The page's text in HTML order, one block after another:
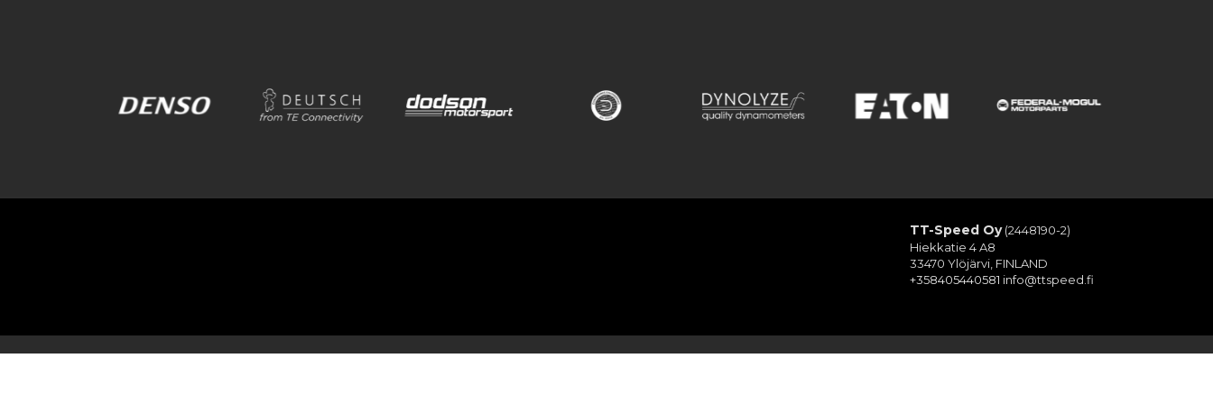
TT-Speed Oy(2448190-2)
Hiekkatie 4 A8
33470 Ylöjärvi, FINLAND
+358405440581 info@ttspeed.fi